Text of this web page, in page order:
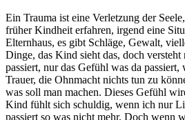
Ein Trauma ist eine Verletzung der
früher Kindheit erfahren, irgend eine
Elternhaus, es gibt Schläge, Gewalt,
Dinge, das Kind sieht das, doch
passiert, nur das Gefühl was da
Trauer, die Ohnmacht nichts tun zu
was soll man machen. Dieses Gefühl
Kind fühlt sich schuldig, wenn ich nur
passiert so was nicht mehr. Doch wenn